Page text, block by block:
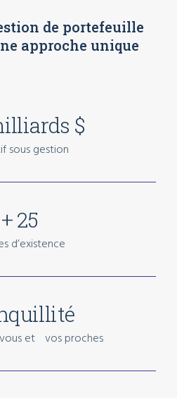
de portefeuille
approche unique
$
sous gestion
+ 25
d’existence
et vos proches